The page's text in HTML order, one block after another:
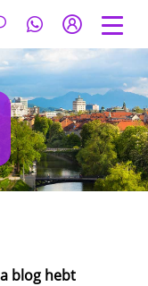
blog hebt